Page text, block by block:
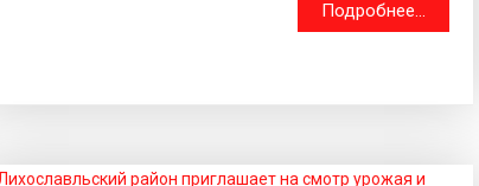
Подробнее...